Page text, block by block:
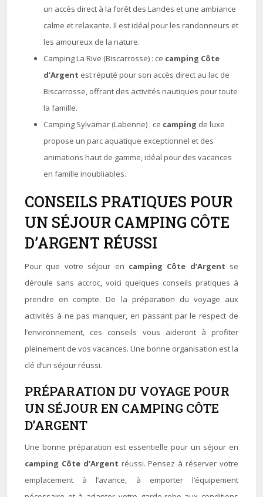
un accès direct à la forêt des Landes et une ambiance
calme et relaxante. Il est idéal pour les randonneurs et
les amoureux de la nature.
Camping La Rive (Biscarrosse) : ce camping Côte
d’Argent est réputé pour son accès direct au lac de
Biscarrosse, offrant des activités nautiques pour toute
la famille.
Camping Sylvamar (Labenne) : ce camping de luxe
propose un parc aquatique exceptionnel et des
animations haut de gamme, idéal pour des vacances
en famille inoubliables.
CONSEILS PRATIQUES POUR
UN SÉJOUR CAMPING CÔTE
D’ARGENT RÉUSSI
Pour que votre séjour en camping Côte d’Argent se
déroule sans accroc, voici quelques conseils pratiques à
prendre en compte. De la préparation du voyage aux
activités à ne pas manquer, en passant par le respect de
l’environnement, ces conseils vous aideront à profiter
pleinement de vos vacances. Une bonne organisation est la
clé d’un séjour réussi.
PRÉPARATION DU VOYAGE POUR
UN SÉJOUR EN CAMPING CÔTE
D’ARGENT
Une bonne préparation est essentielle pour un séjour en
camping Côte d’Argent réussi. Pensez à réserver votre
emplacement à l’avance, à emporter l’équipement